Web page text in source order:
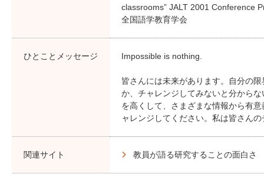
classrooms” JALT 2001 Conference
全国語学教育学会
ひとことメッセージ Impossible is nothing.
皆さんには未来があります。自分の
か、チャレンジしてみないと分から
を高くして、さまざまな情報から有
ャレンジしてください。私は皆さん
関連サイト 教員が語る研究することの面白さ